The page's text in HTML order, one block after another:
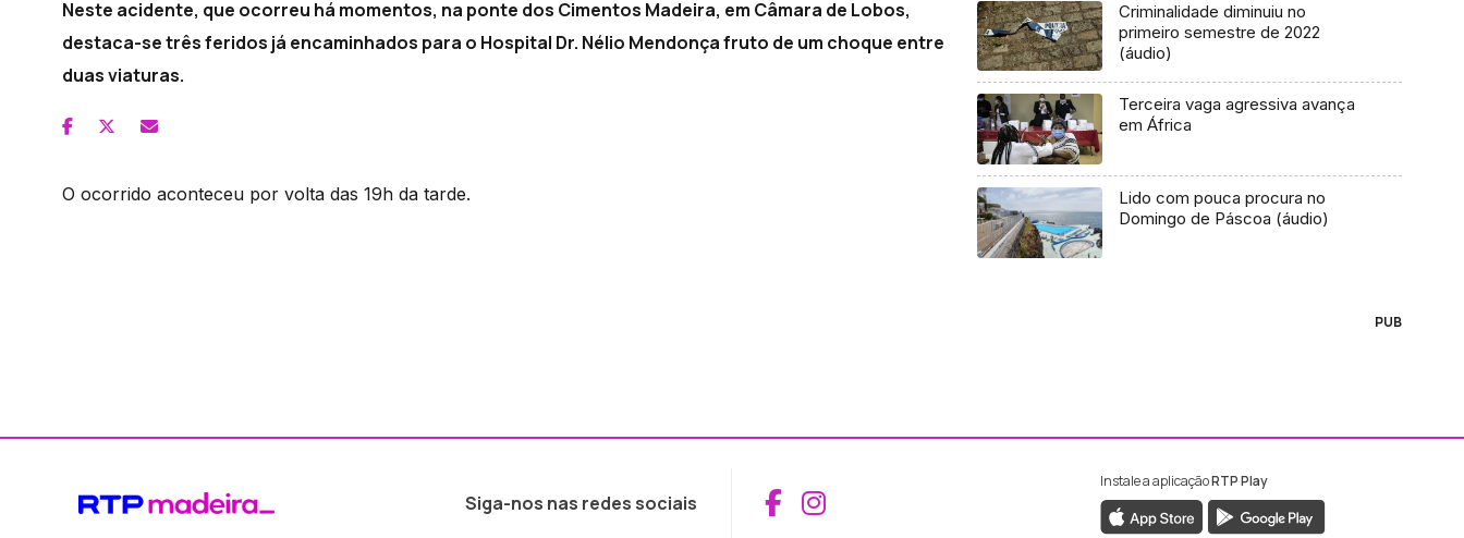
Neste acidente, que ocorreu há momentos, na ponte dos Cimentos Madeira, em Câmara de Lobos,
destaca-se três feridos já encaminhados para o Hospital Dr. Nélio Mendonça fruto de um choque entre
duas viaturas.
O ocorrido aconteceu por volta das 19h da tarde.
Criminalidade diminuiu no
primeiro semestre de 2022
(áudio)
Terceira vaga agressiva avança
em África
Lido com pouca procura no
Domingo de Páscoa (áudio)
PUB
Siga-nos nas redes sociais Aceder ao Facebook da RTP Madeira
Aceder ao Instagram da RTP Madeira
Instale a aplicaçãoRTP Play